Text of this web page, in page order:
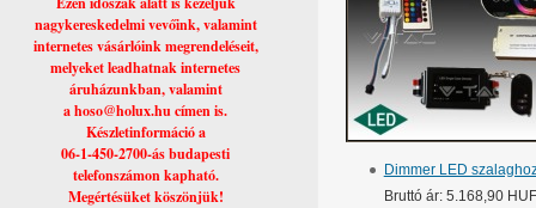
Dimmer LED
Bruttó ár: 5.168,90 HUF
nagykereskedelmi vevőink, valamint
internetes vásárlóink megrendeléseit,
melyeket leadhatnak internetes
áruházunkban, valamint
a hoso@holux.hu címen is.
Készletinformáció a
06-1-450-2700-ás budapesti
telefonszámon kapható.
Megértésüket köszönjük!